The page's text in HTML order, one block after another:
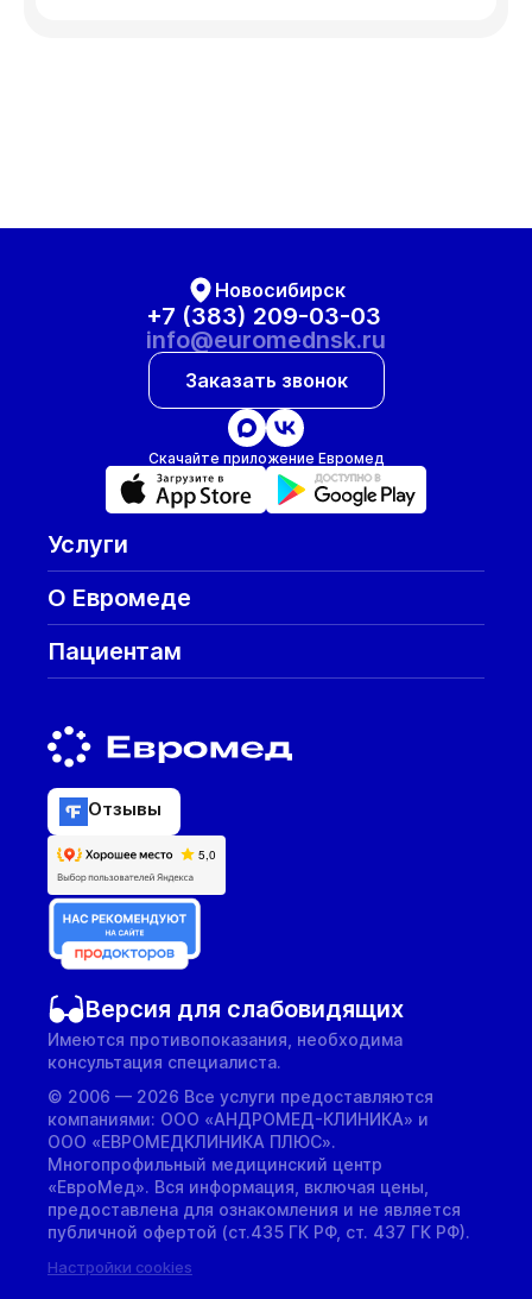
20 авг 21 авг
Новосибирск
+7 (383) 209-03-03
info@euromednsk.ru
Заказать звонок
Скачайте приложение Евромед
Услуги
О Евромеде
Пациентам
Отзывы
Версия для слабовидящих
Имеются противопоказания, необходима
консультация специалиста.
© 2006 — 2026 Все услуги предоставляются
компаниями: ООО «АНДРОМЕД-КЛИНИКА» и
ООО «ЕВРОМЕДКЛИНИКА ПЛЮС».
Многопрофильный медицинский центр
«ЕвроМед». Вся информация, включая цены,
предоставлена для ознакомления и не является
публичной офертой (ст.435 ГК РФ, cт. 437 ГК РФ).
Настройки cookies